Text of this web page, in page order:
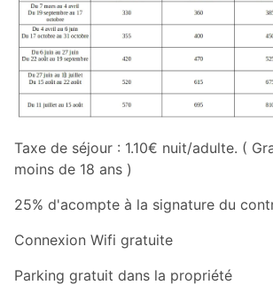
Taxe de séjour : 1.10€ nuit/adulte. (
moins de 18 ans )
25% d'acompte à la signature du
Connexion Wifi gratuite
Parking gratuit dans la propriété